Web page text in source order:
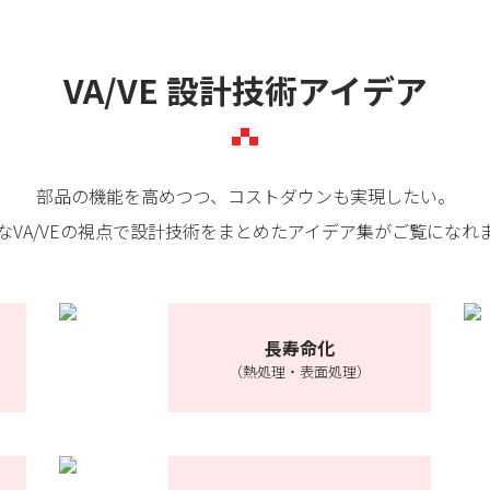
VA/VE 設計技術アイデア
部品の機能を高めつつ、コストダウンも実現したい。
VA/VEの視点で設計技術をまとめたアイデア集がご覧になれ
長寿命化
（熱処理・表面処理）